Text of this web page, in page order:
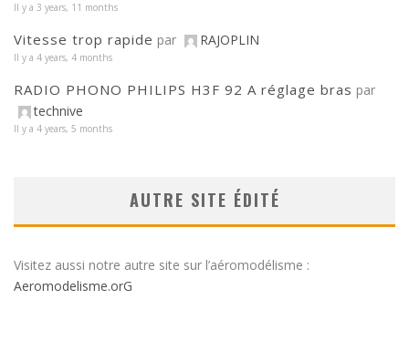
Il y a 3 years, 11 months
Vitesse trop rapide par RAJOPLIN
Il y a 4 years, 4 months
RADIO PHONO PHILIPS H3F 92 A réglage bras par
technive
Il y a 4 years, 5 months
AUTRE SITE ÉDITÉ
Visitez aussi notre autre site sur l’aéromodélisme :
Aeromodelisme.orG